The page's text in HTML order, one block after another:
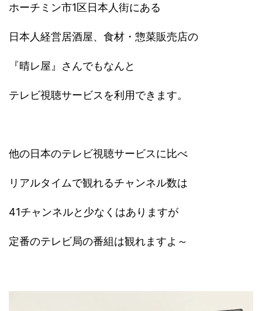
ホーチミン市1区日本人街にある
日本人経営居酒屋、食材・惣菜販売店の
『晴レ屋』さんでもなんと
テレビ視聴サービスを利用できます。
他の日本のテレビ視聴サービスに比べ
リアルタイムで観れるチャンネル数は
41チャンネルと少なくはありますが
定番のテレビ局の番組は観れますよ～